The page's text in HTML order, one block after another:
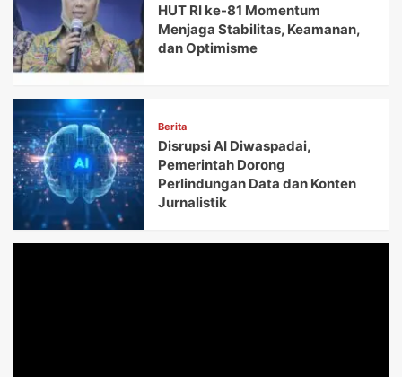
HUT RI ke-81 Momentum
Menjaga Stabilitas, Keamanan,
dan Optimisme
Berita
Disrupsi AI Diwaspadai,
Pemerintah Dorong
Perlindungan Data dan Konten
Jurnalistik